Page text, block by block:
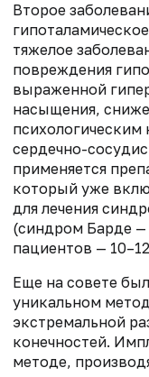
Второе
тяжелое
повреждения
выраженной
насыщения,
сердечно-
применяется
который уже
для лечения
(синдром Барде
пациентов —
Еще на совете
уникальном
экстремальной
конечностей.
методе,